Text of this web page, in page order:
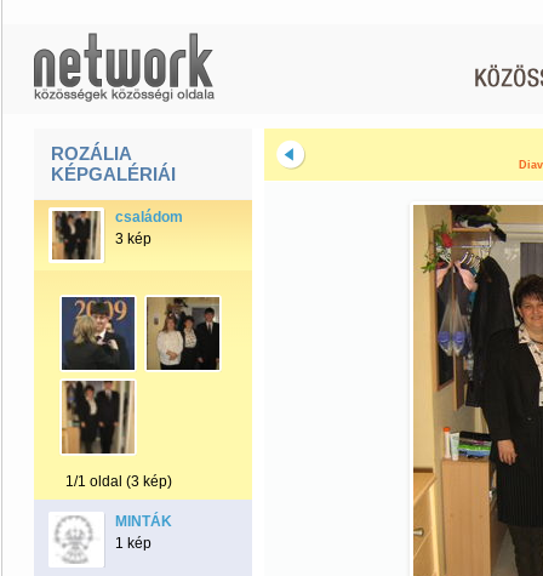
ROZÁLIA
KÉPGALÉRIÁI
családom
3 kép
1/1 oldal (3 kép)
MINTÁK
1 kép